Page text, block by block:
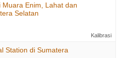
Muara Enim, Lahat dan
Selatan
Kalibrasi
Station di Sumatera